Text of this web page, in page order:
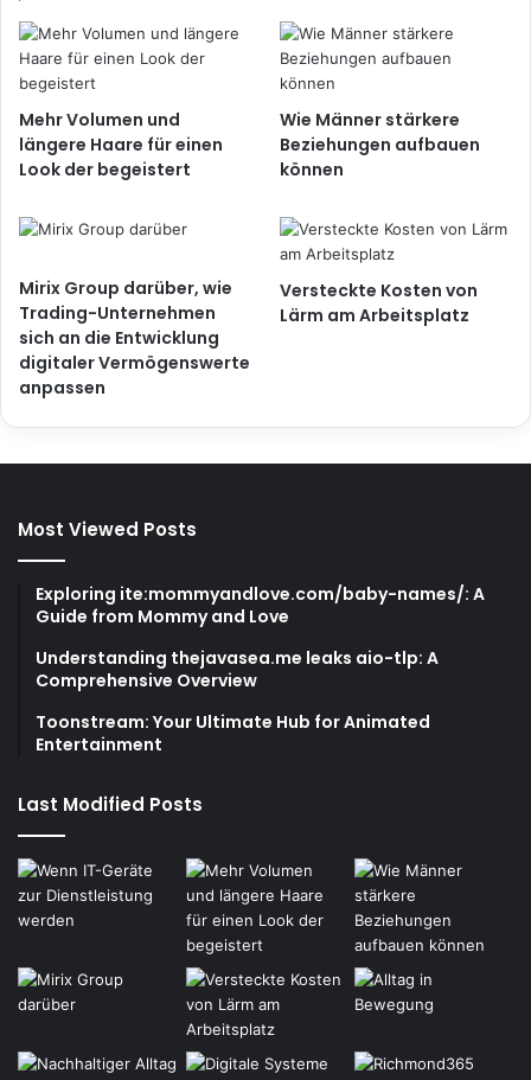
Mehr Volumen und
längere Haare für einen
Look der begeistert
Wie Männer stärkere
Beziehungen aufbauen
können
Mirix Group darüber, wie
Trading-Unternehmen
sich an die Entwicklung
digitaler Vermögenswerte
anpassen
Versteckte Kosten von
Lärm am Arbeitsplatz
Most Viewed Posts
Exploring ite:mommyandlove.com/baby-names/: A
Guide from Mommy and Love
Understanding thejavasea.me leaks aio-tlp: A
Comprehensive Overview
Toonstream: Your Ultimate Hub for Animated
Entertainment
Last Modified Posts